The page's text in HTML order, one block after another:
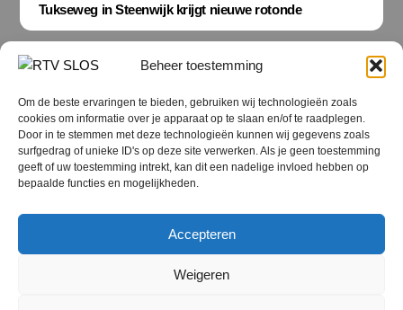
Beheer toestemming
Om de beste ervaringen te bieden, gebruiken wij technologieën zoals
cookies om informatie over je apparaat op te slaan en/of te raadplegen.
Door in te stemmen met deze technologieën kunnen wij gegevens zoals
surfgedrag of unieke ID's op deze site verwerken. Als je geen toestemming
geeft of uw toestemming intrekt, kan dit een nadelige invloed hebben op
bepaalde functies en mogelijkheden.
Accepteren
Weigeren
Tukseweg in Steenwijk krijgt nieuwe rotonde
Terug
naar
boven
RTV SLOS
RTV SLOS ANBI